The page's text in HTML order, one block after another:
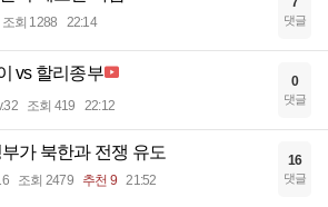
조회 1288 22:14 댓글
vs 할리종부
조회 419 22:12
0
댓글
가 북한과 전쟁 유도
조회 2479 추천 9 21:52
16
댓글